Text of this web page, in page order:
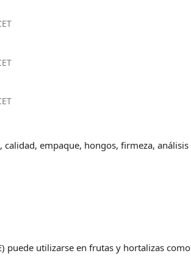
calidad, empaque, hongos, firmeza, análisis
puede utilizarse en frutas y hortalizas como